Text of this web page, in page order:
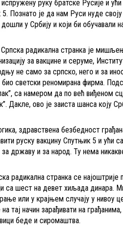
руку братске Русије и
Познато је да нам Руси нуде
дошли у Србију и који би
радикална странка је
за вакцине и серуме,
не само за српско, него и за
светски реномирана фирма.
са намером да по већ виђеном
Дакле, ово је заиста шанса
здравствена безбедност
руску вакцину Спутњик 5 и
државу и за народ. Ту нема
радикална странка се
са шест на девет хиљада
или у крајњем случају у нивоу
тај начин зарађивати на
беде и сиромаштва.